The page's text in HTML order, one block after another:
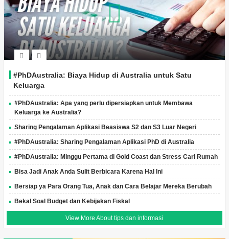
#PhDAustralia: Biaya Hidup di Australia untuk Satu
Keluarga
#PhDAustralia: Apa yang perlu dipersiapkan untuk Membawa
Keluarga ke Australia?
Sharing Pengalaman Aplikasi Beasiswa S2 dan S3 Luar Negeri
#PhDAustralia: Sharing Pengalaman Aplikasi PhD di Australia
#PhDAustralia: Minggu Pertama di Gold Coast dan Stress Cari Rumah
Bisa Jadi Anak Anda Sulit Berbicara Karena Hal Ini
Bersiap ya Para Orang Tua, Anak dan Cara Belajar Mereka Berubah
Bekal Soal Budget dan Kebijakan Fiskal
View More About tips dan informasi